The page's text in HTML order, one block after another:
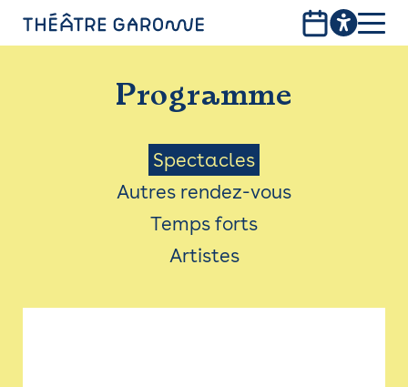
PROGRAMME
INFOS PRATIQUES
AVEC LES PUBLICS
ACCESSIBILITÉ
LES PRODUCTIONS
Programme
Menu
Saison
Spectacles
Autres rendez-vous
Temps forts
Artistes